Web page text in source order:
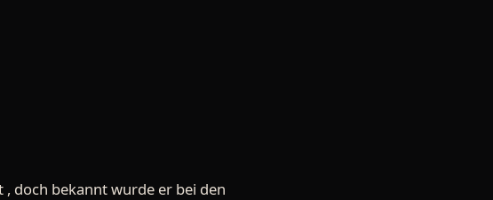
doch bekannt wurde er bei den